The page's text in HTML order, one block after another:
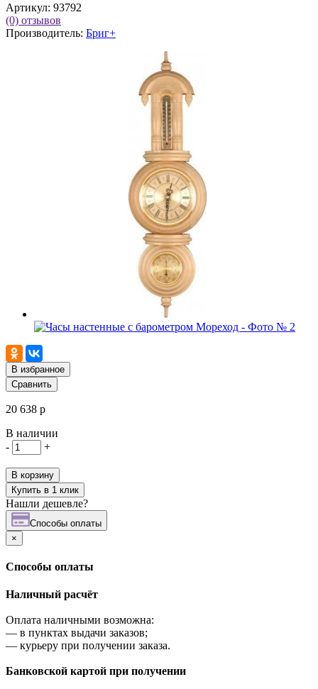
Артикул: 93792
(0) отзывов
Производитель: Бриг+
В избранное
Сравнить
20 638 р
В наличии
-
+
В корзину
Купить в 1 клик
Нашли дешевле?
Cпособы оплаты
×
Cпособы оплаты
Наличный расчёт
Оплата наличными возможна:
— в пунктах выдачи заказов;
— курьеру при получении заказа.
Банковской картой при получении